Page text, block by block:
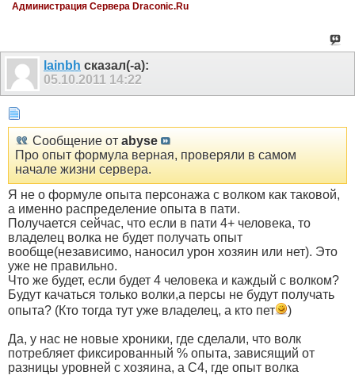
Администрация Сервера Draconic.Ru
lainbh сказал(-а):
05.10.2011 14:22
Сообщение от abyse
Про опыт формула верная, проверяли в самом
начале жизни сервера.
Я не о формуле опыта персонажа с волком как таковой,
а именно распределение опыта в пати.
Получается сейчас, что если в пати 4+ человека, то
владелец волка не будет получать опыт
вообще(независимо, наносил урон хозяин или нет). Это
уже не правильно.
Что же будет, если будет 4 человека и каждый с волком?
Будут качаться только волки,а персы не будут получать
опыта? (Кто тогда тут уже владелец, а кто пет
)
Да, у нас не новые хроники, где сделали, что волк
потребляет фиксированный % опыта, зависящий от
разницы уровней с хозяина, а С4, где опыт волка